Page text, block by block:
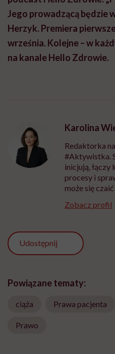
Jego prowadzącą będzie
Herzyk. Premiera
września. Kolejne – w
na kanale Hello Zdrowie.
Karolina
Redaktorka
#Aktywistka.
inicjują, łączy
procesy i
może się
Zobacz profil
Udostępnij
Powiązane tematy:
ciąża Prawa pacjenta
Prawo